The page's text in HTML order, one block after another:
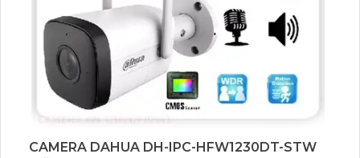
CAMERA DAHUA DH-IPC-HFW1230DT-STW